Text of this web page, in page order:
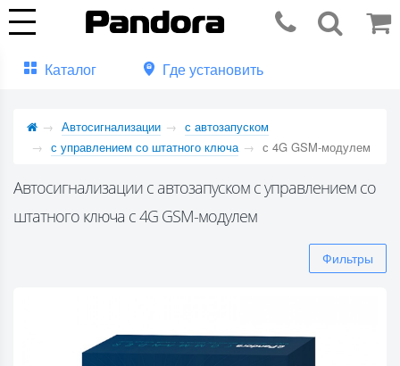
Каталог Где установить
Автосигнализации
с автозапуском
с управлением со штатного ключа
с 4G GSM-модулем
Автосигнализации с автозапуском с управлением со
штатного ключа с 4G GSM-модулем
Фильтры